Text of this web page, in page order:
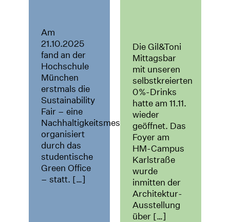
Am
21.10.2025
fand an der
Hochschule
München
erstmals die
Sustainability
Fair – eine
Nachhaltigkeitsmesse,
organisiert
durch das
studentische
Green Office
– statt. […]
Die Gil&Toni
Mittagsbar
mit unseren
selbstkreierten
0%-Drinks
hatte am 11.11.
wieder
geöffnet. Das
Foyer am
HM-Campus
Karlstraße
wurde
inmitten der
Architektur-
Ausstellung
über […]